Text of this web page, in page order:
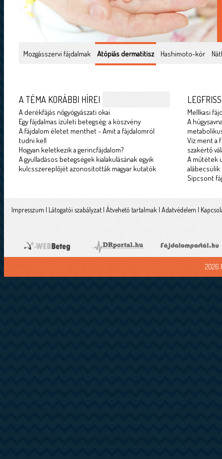
Mozgásszervi fájdalmak Atópiás dermatitisz Hashimoto-kór
A TÉMA KORÁBBI HÍREI
A derékfájás nőgyógyászati okai
Egy fájdalmas ízületi betegség: a köszvény
A fájdalom életet menthet - Amit a fájdalomról
tudni kell
Hogyan keletkezik a gerincfájdalom?
A gyulladásos betegségek kialakulásának egyik
kulcsszereplőjét azonosították magyar kutatók
Mellkasi
A
Víz ment a
szakértő
A műtétek
alábecsülik
Sípcsont
Impresszum | Látogatói szabályzat | Átvehető tartalmak | Adatvédelem |
2026